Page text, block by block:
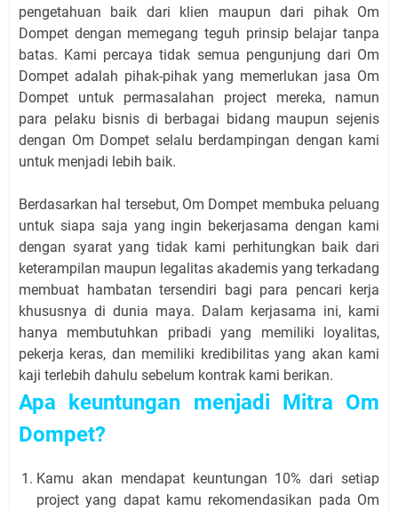
pengetahuan baik dari klien maupun dari pihak Om
Dompet dengan memegang teguh prinsip belajar tanpa
batas. Kami percaya tidak semua pengunjung dari Om
Dompet adalah pihak-pihak yang memerlukan jasa Om
Dompet untuk permasalahan project mereka, namun
para pelaku bisnis di berbagai bidang maupun sejenis
dengan Om Dompet selalu berdampingan dengan kami
untuk menjadi lebih baik.
Berdasarkan hal tersebut, Om Dompet membuka peluang
untuk siapa saja yang ingin bekerjasama dengan kami
dengan syarat yang tidak kami perhitungkan baik dari
keterampilan maupun legalitas akademis yang terkadang
membuat hambatan tersendiri bagi para pencari kerja
khususnya di dunia maya. Dalam kerjasama ini, kami
hanya membutuhkan pribadi yang memiliki loyalitas,
pekerja keras, dan memiliki kredibilitas yang akan kami
kaji terlebih dahulu sebelum kontrak kami berikan.
Apa keuntungan menjadi Mitra Om
Dompet?
Kamu akan mendapat keuntungan 10% dari setiap
project yang dapat kamu rekomendasikan pada Om